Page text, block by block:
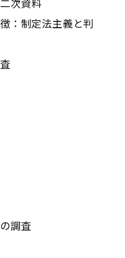
：制定法主義と判
調査